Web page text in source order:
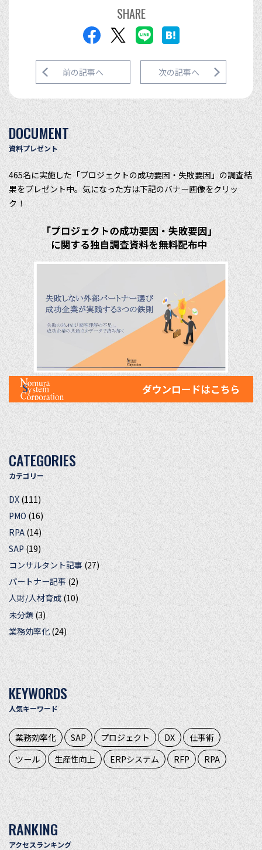
SHARE
前の記事へ 次の記事へ
DOCUMENT
資料プレゼント
465名に実施した「プロジェクトの成功要因・失敗要因」の調査結
果をプレゼント中。気になった方は下記のバナー画像をクリッ
ク！
CATEGORIES
カテゴリー
DX (111)
PMO(16)
RPA(14)
SAP (19)
コンサルタント記事 (27)
パートナー記事(2)
人財/人材育成 (10)
未分類(3)
業務効率化(24)
KEYWORDS
人気キーワード
業務効率化 SAP プロジェクト DX
仕事術
ツール
生産性向上 ERPシステム RFP RPA
RANKING
アクセスランキング